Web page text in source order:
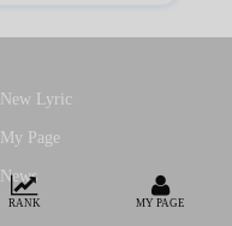
New Lyric
My Page
News
RANK MY PAGE